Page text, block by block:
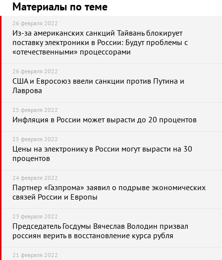
Материалы по теме
26 февраля 2022
Из-за американских санкций Тайвань блокирует
поставку электроники в России: Будут проблемы с
«отечественными» процессорами
26 февраля 2022
США и Евросоюз ввели санкции против Путина и
Лаврова
25 февраля 2022
Инфляция в России может вырасти до 20 процентов
25 февраля 2022
Цены на электронику в России могут вырасти на 30
процентов
24 февраля 2022
Партнер «Газпрома» заявил о подрыве экономических
связей России и Европы
23 февраля 2022
Председатель Госдумы Вячеслав Володин призвал
россиян верить в восстановление курса рубля
21 февраля 2022